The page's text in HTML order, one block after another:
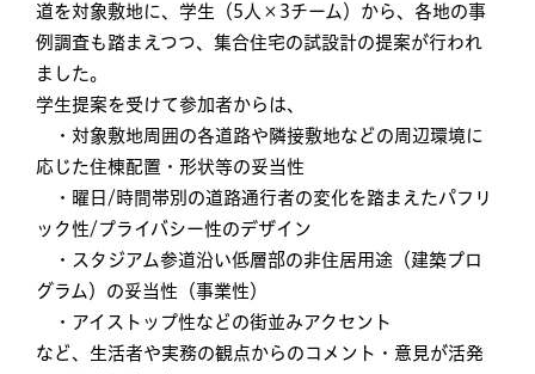
道を対象敷地に、学生（5人×3チーム）から、各地の事
例調査も踏まえつつ、集合住宅の試設計の提案が行われ
ました。
学生提案を受けて参加者からは、
・対象敷地周囲の各道路や隣接敷地などの周辺環境に
応じた住棟配置・形状等の妥当性
・曜日/時間帯別の道路通行者の変化を踏まえたパフリ
ック性/プライバシー性のデザイン
・スタジアム参道沿い低層部の非住居用途（建築プロ
グラム）の妥当性（事業性）
・アイストップ性などの街並みアクセント
など、生活者や実務の観点からのコメント・意見が活発